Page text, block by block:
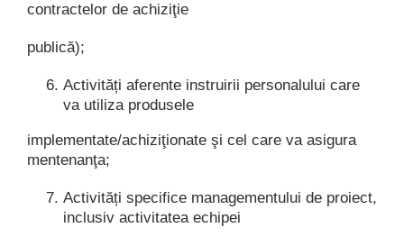
contractelor de achiziţie
publică);
Activități aferente instruirii personalului care
va utiliza produsele
implementate/achiziţionate şi cel care va asigura
mentenanţa;
Activități specifice managementului de proiect,
inclusiv activitatea echipei